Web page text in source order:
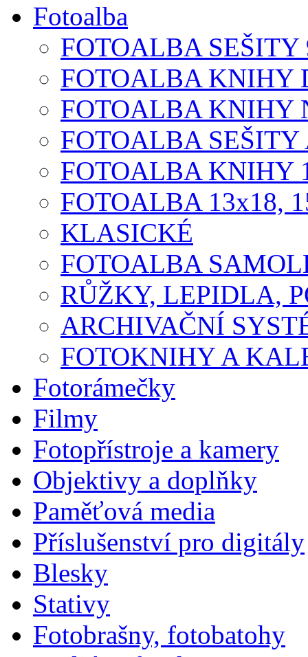
Fotoalba
FOTOALBA SEŠITY
FOTOALBA KNIHY
FOTOALBA KNIHY
FOTOALBA SEŠITY
FOTOALBA KNIHY
FOTOALBA 13x18,
KLASICKÉ
FOTOALBA
RŮŽKY, LEPIDLA,
ARCHIVAČNÍ
FOTOKNIHY A
Fotorámečky
Filmy
Fotopřístroje a kamery
Objektivy a doplňky
Paměťová media
Příslušenství pro digitály
Blesky
Stativy
Fotobrašny, fotobatohy